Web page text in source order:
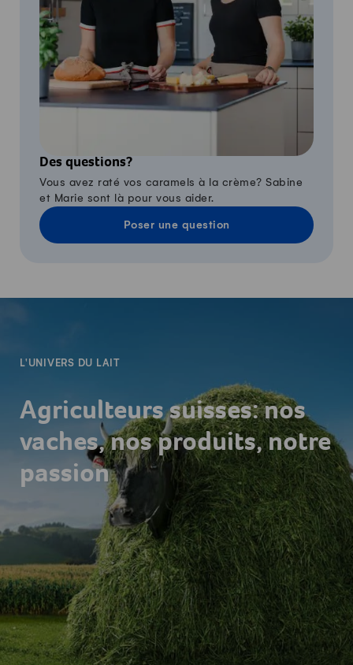
Des questions?
Vous avez raté vos caramels à la crème? Sabine
et Marie sont là pour vous aider.
Poser une question
L'UNIVERS DU LAIT
Agriculteurs suisses: nos
vaches, nos produits, notre
passion